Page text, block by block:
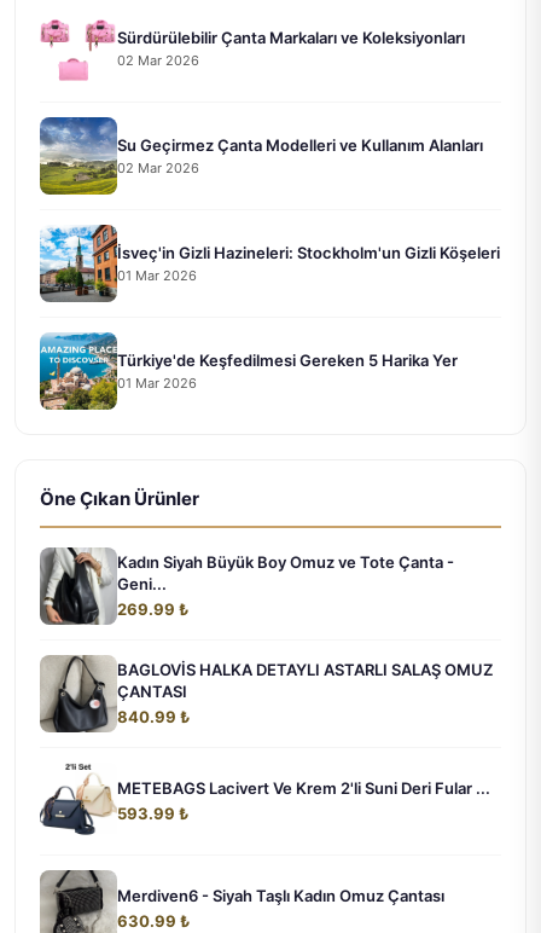
Sürdürülebilir Çanta Markaları ve Koleksiyonları
02 Mar 2026
Su Geçirmez Çanta Modelleri ve Kullanım Alanları
02 Mar 2026
İsveç'in Gizli Hazineleri: Stockholm'un Gizli Köşeleri
01 Mar 2026
Türkiye'de Keşfedilmesi Gereken 5 Harika Yer
01 Mar 2026
Öne Çıkan Ürünler
Kadın Siyah Büyük Boy Omuz ve Tote Çanta -
Geni...
269.99 ₺
BAGLOVİS HALKA DETAYLI ASTARLI SALAŞ OMUZ
ÇANTASI
840.99 ₺
METEBAGS Lacivert Ve Krem 2'li Suni Deri Fular ...
593.99 ₺
Merdiven6 - Siyah Taşlı Kadın Omuz Çantası
630.99 ₺